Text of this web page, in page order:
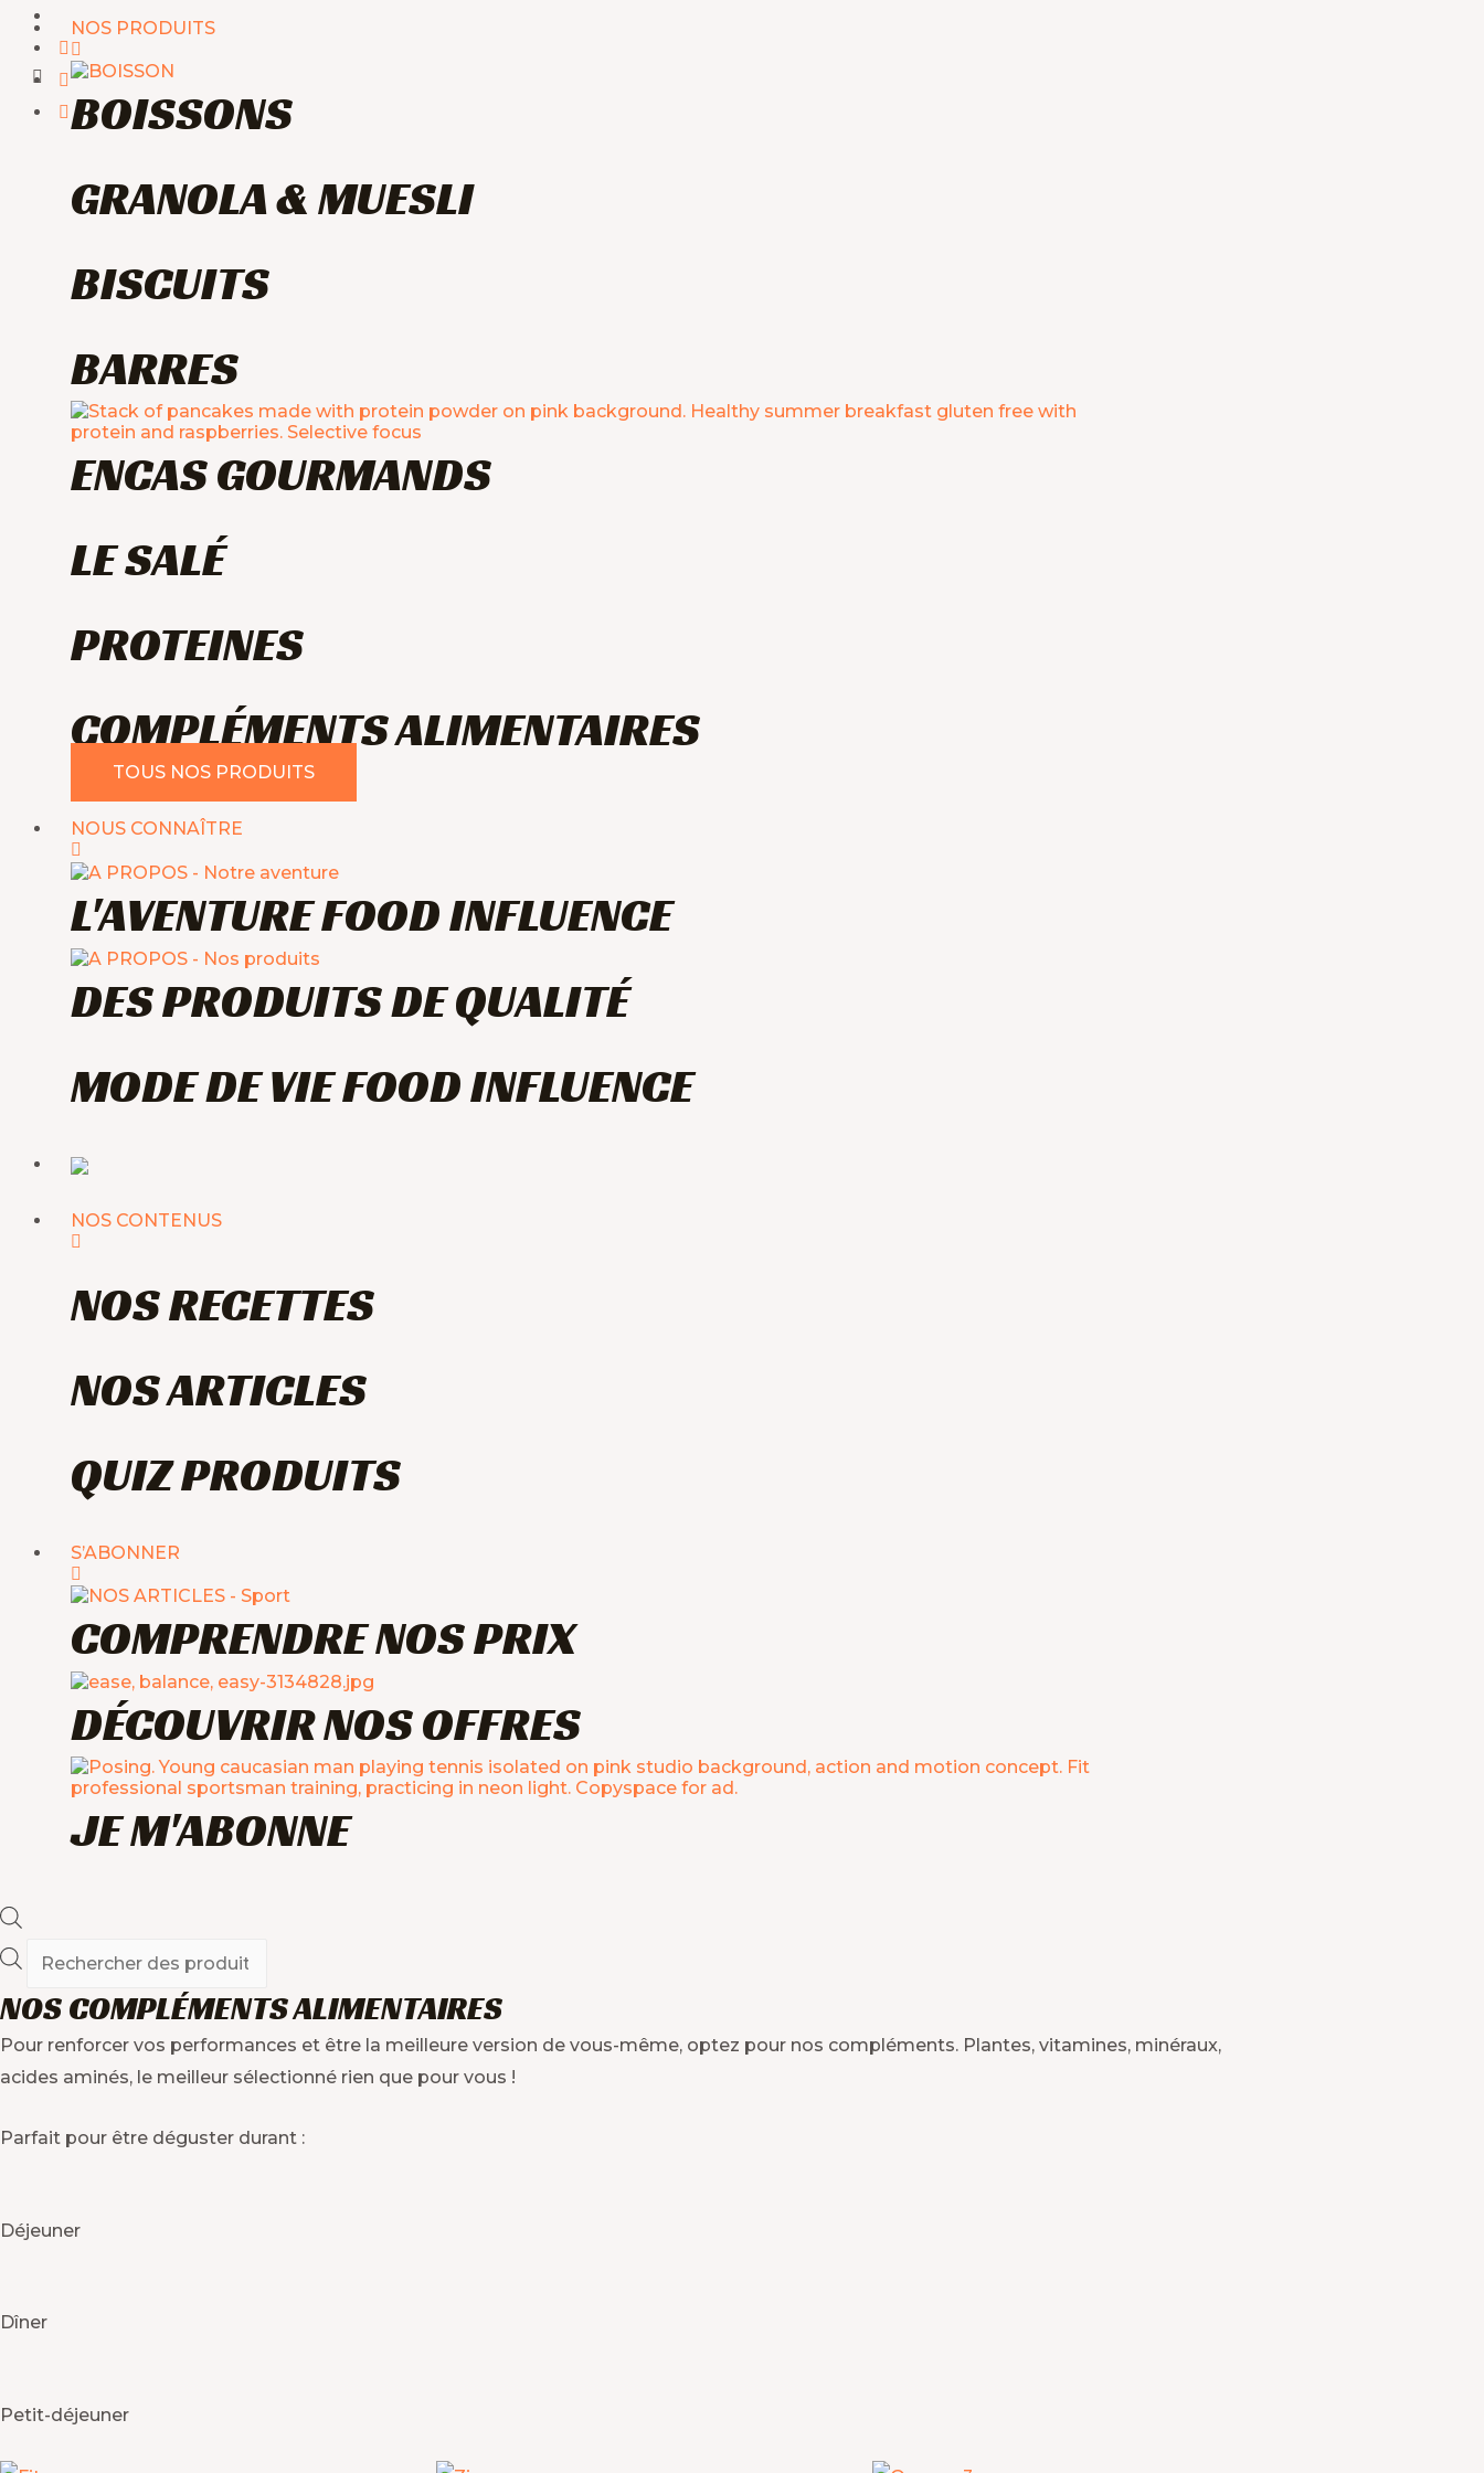
Aller
contenu
NOS PRODUITS
BOISSONS
GRANOLA & MUESLI
BISCUITS
BARRES
ENCAS GOURMANDS
LE SALÉ
PROTEINES
COMPLÉMENTS ALIMENTAIRES
TOUS NOS PRODUITS
NOUS CONNAÎTRE
L'AVENTURE FOOD INFLUENCE
DES PRODUITS DE QUALITÉ
MODE DE VIE FOOD INFLUENCE
NOS CONTENUS
NOS RECETTES
NOS ARTICLES
QUIZ PRODUITS
S’ABONNER
COMPRENDRE NOS PRIX
DÉCOUVRIR NOS OFFRES
JE M'ABONNE
Recherche
produits
NOS COMPLÉMENTS ALIMENTAIRES
Pour renforcer vos performances et être la meilleure version de vous-même, optez pour nos compléments. Plantes, vitamines, minéraux,
acides aminés, le meilleur sélectionné rien que pour vous !
Parfait pour être déguster durant :
Déjeuner
Dîner
Petit-déjeuner